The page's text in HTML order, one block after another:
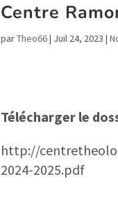
Centre
parTheo66| Juil 24, 2023 |
Télécharger le
http://
2024-2025.pdf